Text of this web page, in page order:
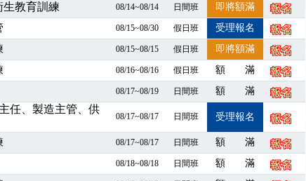
害預防職場安衛法令研討會
若遇停班停課消息 補課及測驗時間將另行通知
堆高機課程，政府出錢補助學費，請您上課，開始囉~~
班停課
若遇停班停課消息 補課及測驗時間將另行通知
見蒐集~
？專業講師帶您判斷正確性！
若遇停班停課消息 補課及測驗時間將另行通知
停班停課
生教育訓練 08/14~08/14 日間班 即將額滿
08/15~08/30 假日班 受理報名
08/15~08/15 假日班 即將額滿
08/16~08/16 假日班 額 滿
08/17~08/19 日間班 額 滿
任、製造主管、供
08/17~08/17 日間班 受理報名
08/17~08/17 日間班 額 滿
08/18~08/18 日間班 額 滿